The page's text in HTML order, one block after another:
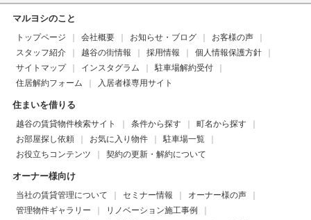
マルヨシのこと
トップページ 会社概要 お知らせ・ブログ
お客様の声
スタッフ紹介
越谷の街情報 採用情報
個人情報保護方針
サイトマップ
インスタグラム
駐車場解約受付
住居解約フォーム
入居者様専用サイト
住まいを借りる
越谷の賃貸物件検索サイト 条件から探す
町名から探す
お部屋探し依頼
お気に入り物件
駐車場一覧
お役立ちコンテンツ
契約の更新・解約について
オーナー様向け
当社の賃貸管理について セミナー情報
オーナー様の声
管理物件ギャラリー
リノベーション施工事例